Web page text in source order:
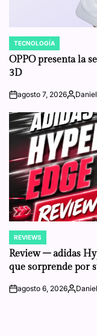
POSTED
IN
TECNOLOGÍA
OPPO presenta la
3D
onagosto 7, 2026Posted
POSTED
IN
REVIEWS
Review – adidas
que sorprende por
onagosto 6, 2026Posted